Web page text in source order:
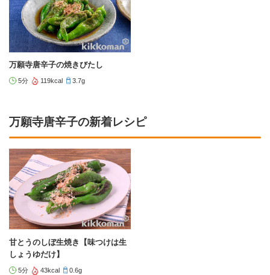
万願寺唐辛子の焼きびたし
5分 119kcal 3.7g
万願寺唐辛子の新着レシピ
甘とうのしぼ生焼き【味つけは生
しょうゆだけ】
5分 43kcal 0.6g